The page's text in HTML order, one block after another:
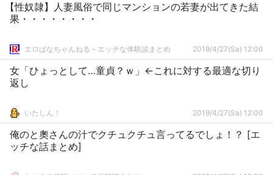
【性奴隷】人妻風俗で同じマンションの若妻が出てきた結
果・・・・・・・・
エロばなちゃんねる – エッチな体験談まとめ 2019/4/27(Sa) 12:00
女「ひょっとして…童貞？ｗ」←これに対する最適な切り
返し
いたしん！ 2019/4/27(Sa) 12:00
俺のと奧さんの汁でクチュクチュ言ってるでしょ！？ [エ
ッチな話まとめ]